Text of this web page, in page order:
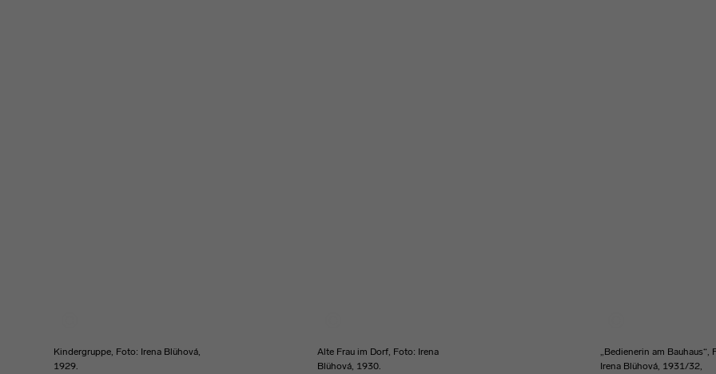
Kindergruppe, Foto: Irena Blühová,
1929.
Alte Frau im Dorf, Foto: Irena
Blühová, 1930.
„Bedienerin am Bauhaus“,
Irena Blühová, 1931/32,